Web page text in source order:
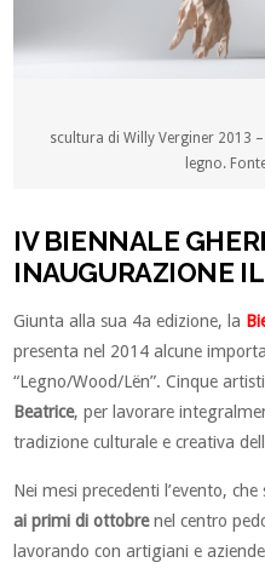
scultura di Willy Verginer 2013
legno.
IV BIENNALE
INAUGURAZIONE
Giunta alla sua 4a edizione, la
presenta nel 2014 alcune
“Legno/Wood/Lën”. Cinque
Beatrice, per lavorare
tradizione culturale e creativa
Nei mesi precedenti l’evento,
ai primi di ottobrenel centro
lavorando con artigiani e